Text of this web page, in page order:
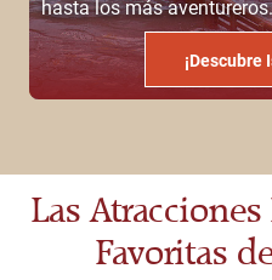
hasta los más
¡Descubre
Las
Favoritas